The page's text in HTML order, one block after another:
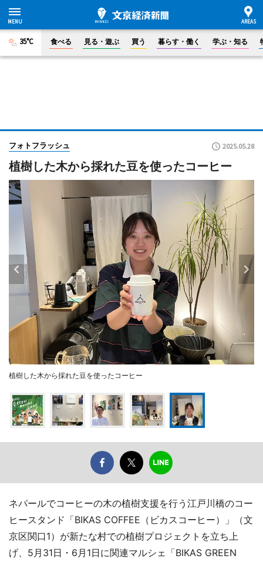
35°C 食べる 見る・遊ぶ 買う 暮らす・働く 学ぶ・知る
フォトフラッシュ 2025.05.28
植樹した木から採れた豆を使ったコーヒー
植樹した木から採れた豆を使ったコーヒー
ネパールでコーヒーの木の植樹支援を行う江戸川橋のコー
ヒースタンド「BIKAS COFFEE（ビカスコーヒー）」（文
京区関口1）が新たな村での植樹プロジェクトを立ち上
げ、5月31日・6月1日に関連マルシェ「BIKAS GREEN